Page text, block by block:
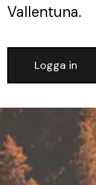
Vallentuna.
Logga in